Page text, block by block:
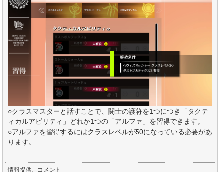
○クラスマスターと話すことで、闘士の護符を1つにつき「タクテ
ィカルアビリティ」どれか1つの「アルファ」を習得できます。
○アルファを習得するにはクラスレベルが50になっている必要があ
ります。
情報提供、コメント